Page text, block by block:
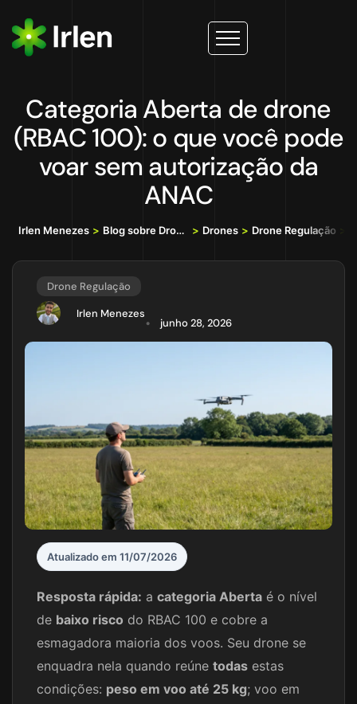
Categoria Aberta de drone
(RBAC 100): o que você pode
voar sem autorização da
ANAC
Irlen Menezes > Blog sobre Drones, IA e Tecnologia da Informação > Drones > Drone Regulação
Drone Regulação
Irlen Menezes
junho 28, 2026
Atualizado em 11/07/2026
Resposta rápida: a categoria Aberta é o nível
de baixo risco do RBAC 100 e cobre a
esmagadora maioria dos voos. Seu drone se
enquadra nela quando reúne todas estas
condições: peso em voo até 25 kg; voo em